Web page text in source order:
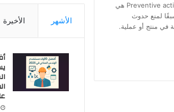
الإجراءات الوقائية Preventive actions هي
لمنع حدوث
في منتج أو عملية.
الأشهر الأخيرة